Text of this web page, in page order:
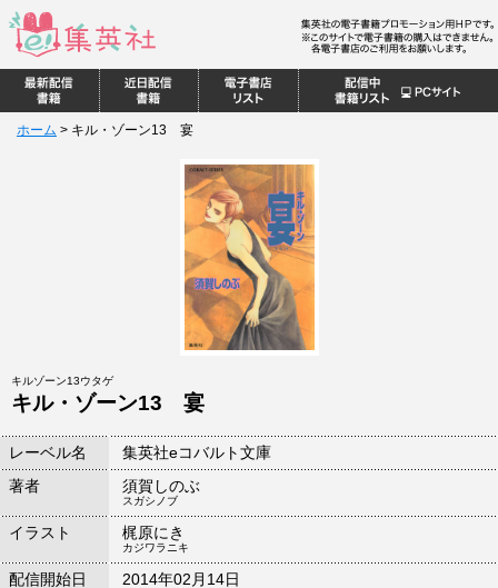
ホーム > キル・ゾーン13 宴
キルゾーン13ウタゲ
キル・ゾーン13 宴
レーベル名
集英社eコバルト文庫
著者
須賀しのぶ
スガシノブ
イラスト 梶原にき
カジワラニキ
配信開始日 2014年02月14日